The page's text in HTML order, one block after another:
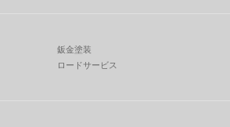
鈑金塗装
ロードサービス